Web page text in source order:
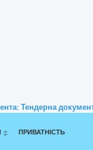
Тендерна
ПРИВАТНІСТЬ